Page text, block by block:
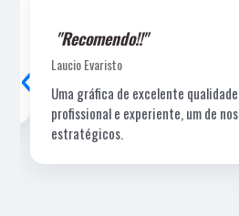
"Recomendo!!"
Laucio Evaristo
Uma gráfica de excelente
profissional e experiente, um de
estratégicos.
‹